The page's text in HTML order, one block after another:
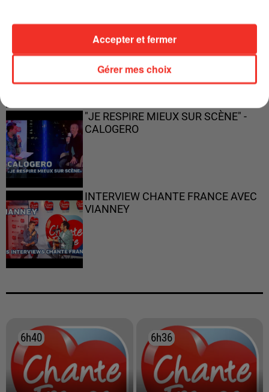
"ON N'EST PAS DES PARENTS
PARFAITS"
"JE RESPIRE MIEUX SUR SCÈNE" -
CALOGERO
INTERVIEW CHANTE FRANCE AVEC
VIANNEY
6h40
6h40 6h36
6h36
Gérer mes choix
Accepter et fermer